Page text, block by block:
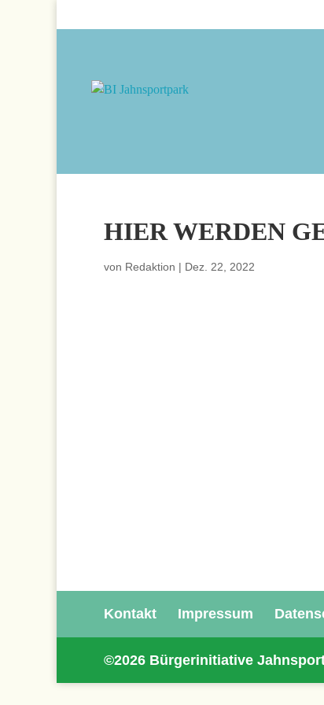
HIER WERDEN
von Redaktion | Dez. 22, 2022
Kontakt Impressum
©2026 Bürgerinitiative